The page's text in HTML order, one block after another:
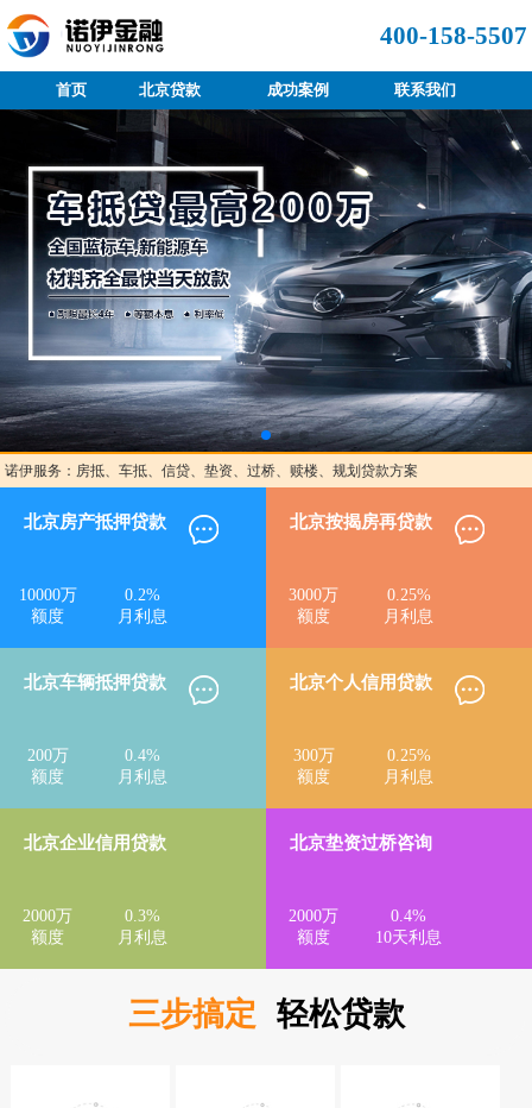
400-158-5507
首页 北京贷款 成功案例 联系我们
诺伊服务：房抵、车抵、信贷、垫资、过桥、赎楼、规划贷款方案
北京房产抵押贷款
10000万
额度
0.2%
月利息
北京按揭房再贷款
3000万
额度
0.25%
月利息
北京车辆抵押贷款
200万
额度
0.4%
月利息
北京个人信用贷款
300万
额度
0.25%
月利息
北京企业信用贷款
2000万
额度
0.3%
月利息
北京垫资过桥咨询
2000万
额度
0.4%
10天利息
三步搞定 轻松贷款